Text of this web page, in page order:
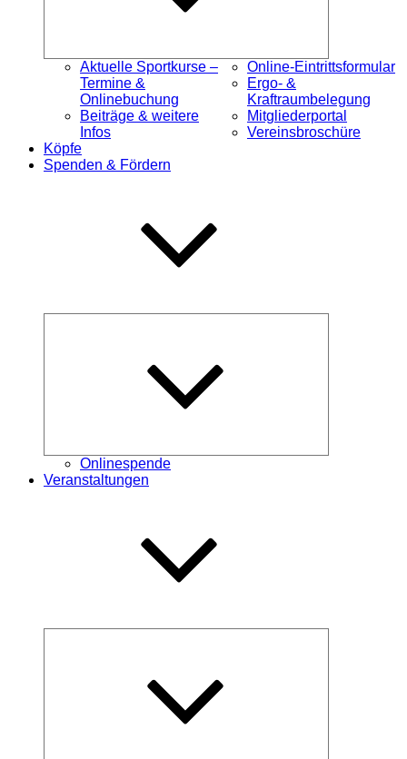
Aktuelle Sportkurse –
Termine &
Onlinebuchung
Beiträge & weitere
Infos
Online-Eintrittsformular
Ergo- &
Kraftraumbelegung
Mitgliederportal
Vereinsbroschüre
Köpfe
Spenden & Fördern
Onlinespende
Veranstaltungen